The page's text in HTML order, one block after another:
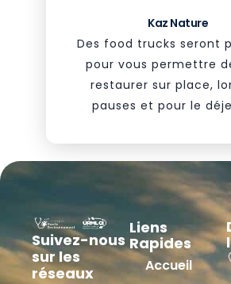
Kaz Nature
Des food trucks seront
pour vous permettre
restaurer sur place,
pauses et pour le
Suivez-nous
sur les
réseaux
Liens
Rapides
Accueil